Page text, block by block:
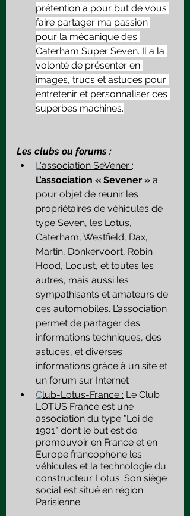
prétention a pour but de vous
faire partager ma passion
pour la mécanique des
Caterham Super Seven. Il a la
volonté de présenter en
images, trucs et astuces pour
entretenir et personnaliser ces
superbes machines.
Les clubs ou forums :
L'association SeVener :
L’association « Sevener » a
pour objet de réunir les
propriétaires de véhicules de
type Seven, les Lotus,
Caterham, Westfield, Dax,
Martin, Donkervoort, Robin
Hood, Locust, et toutes les
autres, mais aussi les
sympathisants et amateurs de
ces automobiles. L’association
permet de partager des
informations techniques, des
astuces, et diverses
informations grâce à un site et
un forum sur Internet
Club-Lotus-France : Le Club
LOTUS France est une
association du type "Loi de
1901" dont le but est de
promouvoir en France et en
Europe francophone les
véhicules et la technologie du
constructeur Lotus. Son siège
social est situé en région
Parisienne.